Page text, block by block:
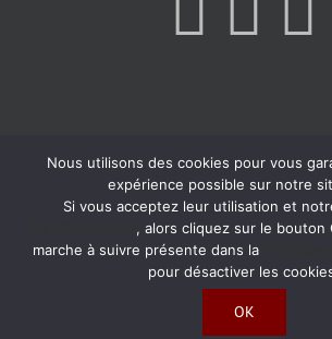
Nous utilisons des cookies pour vous
expérience possible sur notre
Si vous acceptez leur utilisation et
, alors cliquez sur le bouton
marche à suivre présente dans la
pour désactiver les
OK